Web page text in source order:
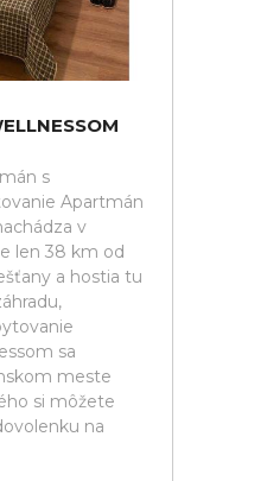
s
Apartmán
v
len 38 km od
a hostia tu
sa
meste
si môžete
na